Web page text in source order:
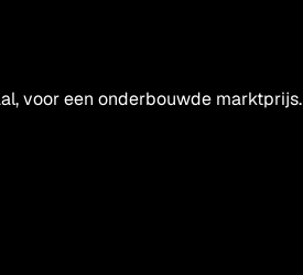
voor een onderbouwde marktprijs.